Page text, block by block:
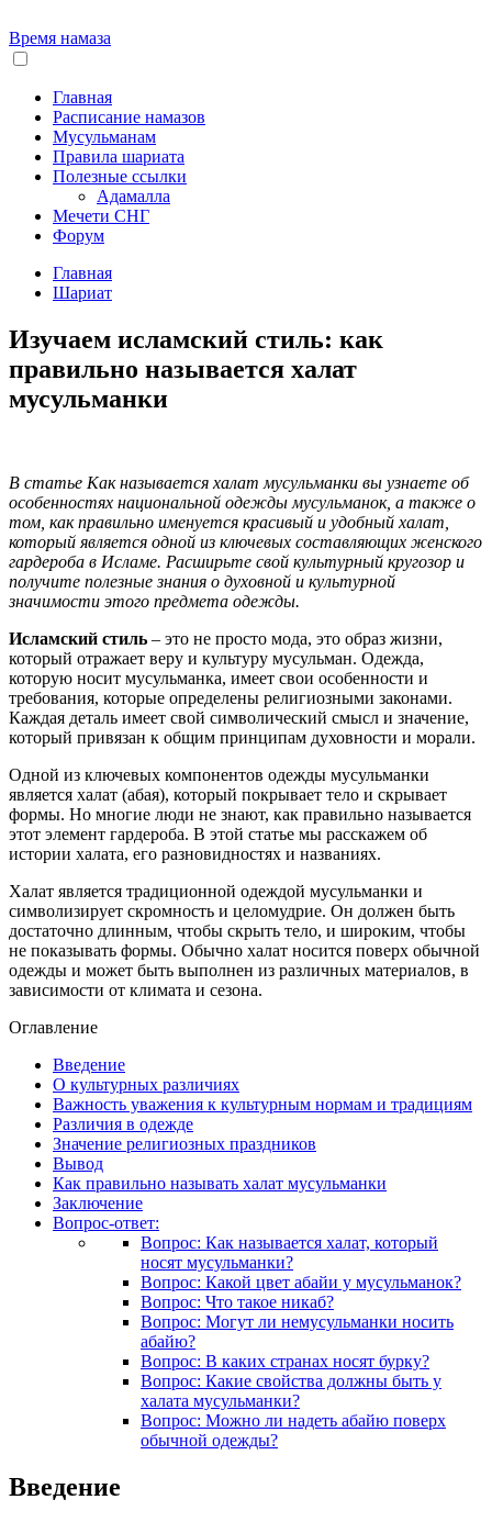
Время намаза
Главная
Расписание намазов
Мусульманам
Правила шариата
Полезные ссылки
Адамалла
Мечети СНГ
Форум
Главная
Шариат
Изучаем исламский стиль: как
правильно называется халат
мусульманки
В статье Как называется халат мусульманки вы узнаете об
особенностях национальной одежды мусульманок, а также о
том, как правильно именуется красивый и удобный халат,
который является одной из ключевых составляющих женского
гардероба в Исламе. Расширьте свой культурный кругозор и
получите полезные знания о духовной и культурной
значимости этого предмета одежды.
Исламский стиль – это не просто мода, это образ жизни,
который отражает веру и культуру мусульман. Одежда,
которую носит мусульманка, имеет свои особенности и
требования, которые определены религиозными законами.
Каждая деталь имеет свой символический смысл и значение,
который привязан к общим принципам духовности и морали.
Одной из ключевых компонентов одежды мусульманки
является халат (абая), который покрывает тело и скрывает
формы. Но многие люди не знают, как правильно называется
этот элемент гардероба. В этой статье мы расскажем об
истории халата, его разновидностях и названиях.
Халат является традиционной одеждой мусульманки и
символизирует скромность и целомудрие. Он должен быть
достаточно длинным, чтобы скрыть тело, и широким, чтобы
не показывать формы. Обычно халат носится поверх обычной
одежды и может быть выполнен из различных материалов, в
зависимости от климата и сезона.
Оглавление
Введение
О культурных различиях
Важность уважения к культурным нормам и традициям
Различия в одежде
Значение религиозных праздников
Вывод
Как правильно называть халат мусульманки
Заключение
Вопрос-ответ:
Вопрос: Как называется халат, который
носят мусульманки?
Вопрос: Какой цвет абайи у мусульманок?
Вопрос: Что такое никаб?
Вопрос: Могут ли немусульманки носить
абайю?
Вопрос: В каких странах носят бурку?
Вопрос: Какие свойства должны быть у
халата мусульманки?
Вопрос: Можно ли надеть абайю поверх
обычной одежды?
Введение